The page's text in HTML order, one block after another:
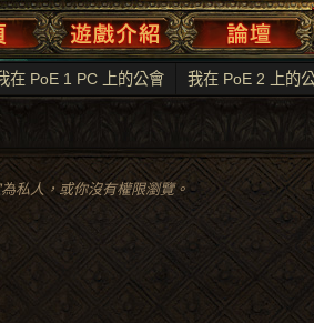
在 PoE 1 PC 上的公會 我在 PoE 2 上的
私人，或你沒有權限瀏覽。